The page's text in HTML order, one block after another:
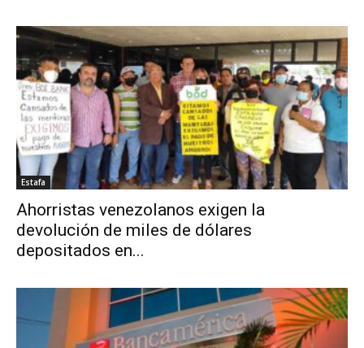
Estafa
Ahorristas venezolanos exigen la
devolución de miles de dólares
depositados en...